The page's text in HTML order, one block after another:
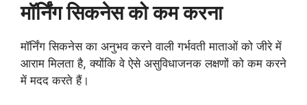
मॉर्निंग सिकनेस को कम करना
मॉर्निंग सिकनेस का अनुभव करने वाली गर्भवती माताओं को जीरे में
आराम मिलता है, क्योंकि वे ऐसे असुविधाजनक लक्षणों को कम करने
में मदद करते हैं।